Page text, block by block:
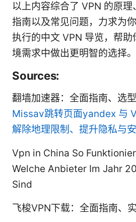
以上内容综合了 VPN 的原
指南以及常见问题，力求为
执行的中文 VPN 导览，帮
境需求中做出更明智的选择。
Sources:
翻墙加速器：全面指南、选
Missav跳转页面yandex 与
解除地理限制、提升隐私与
Vpn in China So
Welche Anbieter Im Jahr
Sind
飞梭VPN下载：全面指南、